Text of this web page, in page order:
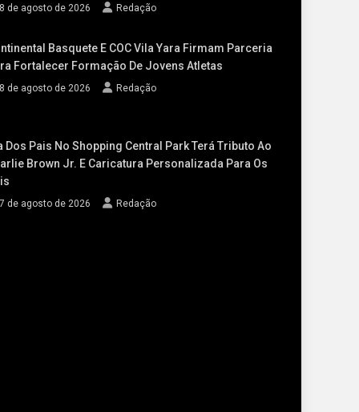
de agosto de 2026 Redação
Basquete E COC Vila Yara Firmam Parceria
Fortalecer Formação De Jovens Atletas
de agosto de 2026 Redação
Dos Pais No Shopping Central Park Terá Tributo Ao
Brown Jr. E Caricatura Personalizada Para Os
de agosto de 2026 Redação